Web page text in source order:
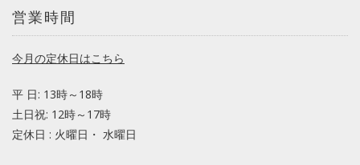
営業時間
今月の定休日はこちら
平 日: 13時～18時
土日祝: 12時～17時
定休日 : 火曜日・ 水曜日